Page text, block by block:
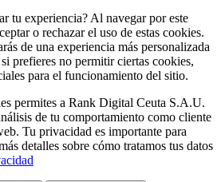
tu experiencia? Al navegar por este
o rechazar el uso de estas cookies.
de una experiencia más personalizada
prefieres no permitir ciertas cookies,
para el funcionamiento del sitio.
permites a Rank Digital Ceuta S.A.U.
de tu comportamiento como cliente
Tu privacidad es importante para
detalles sobre cómo tratamos tus datos